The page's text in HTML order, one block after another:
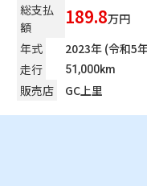
総支払
額
189.8万円
年式
2023年 (令和5
走行
51,000km
販売店 GC上里